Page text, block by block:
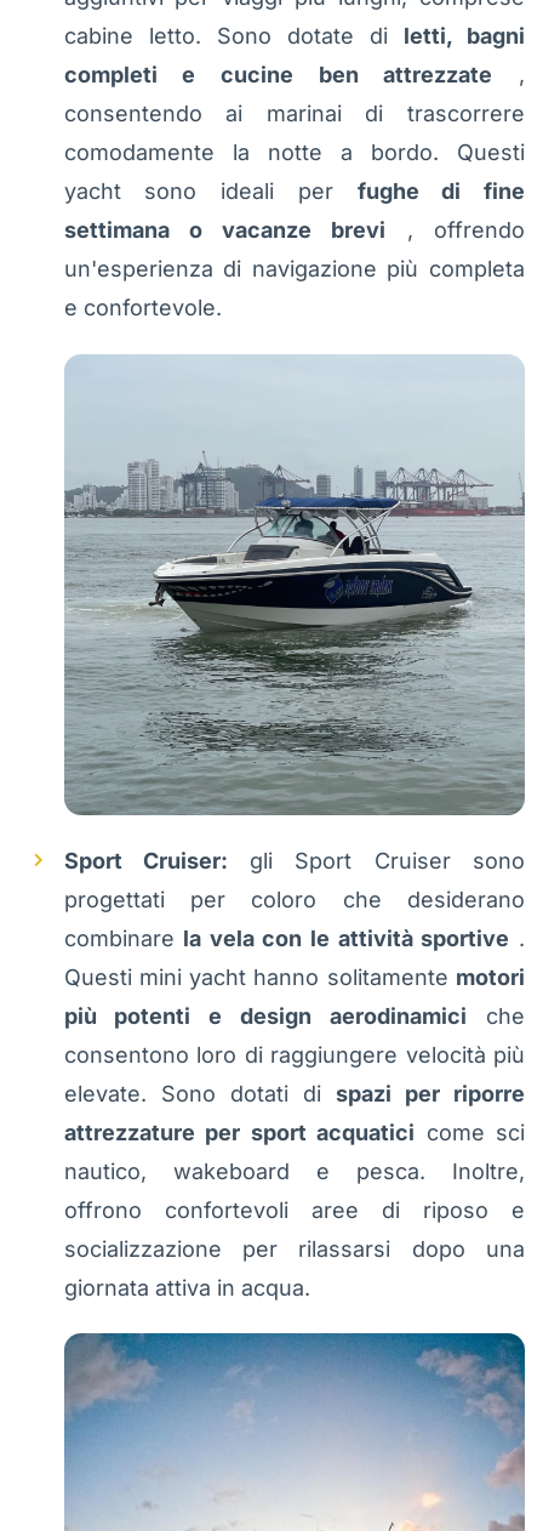
cabine letto. Sono dotate di letti, bagni
completi e cucine ben attrezzate ,
consentendo ai marinai di trascorrere
comodamente la notte a bordo. Questi
yacht sono ideali per fughe di fine
settimana o vacanze brevi , offrendo
un'esperienza di navigazione più completa
e confortevole.
Sport Cruiser: gli Sport Cruiser sono
progettati per coloro che desiderano
combinare la vela con le attività sportive .
Questi mini yacht hanno solitamente motori
più potenti e design aerodinamici che
consentono loro di raggiungere velocità più
elevate. Sono dotati di spazi per riporre
attrezzature per sport acquatici come sci
nautico, wakeboard e pesca. Inoltre,
offrono confortevoli aree di riposo e
socializzazione per rilassarsi dopo una
giornata attiva in acqua.